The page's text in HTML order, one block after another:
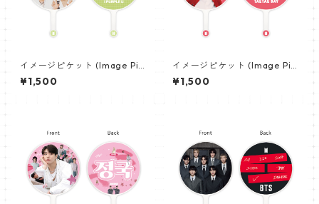
イメージピケット (Image Pic
ket) うちわ - 防弾少年団 (BTS
_04)
¥1,500
イメージピケット (Image Pic
ket) うちわ - ヴィ (V_04)
¥1,500